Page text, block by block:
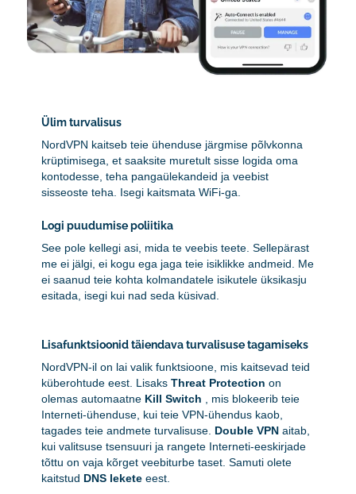
Ülim turvalisus
NordVPN kaitseb teie ühenduse järgmise põlvkonna
krüptimisega, et saaksite muretult sisse logida oma
kontodesse, teha pangaülekandeid ja veebist
sisseoste teha. Isegi kaitsmata WiFi-ga.
Logi puudumise poliitika
See pole kellegi asi, mida te veebis teete. Sellepärast
me ei jälgi, ei kogu ega jaga teie isiklikke andmeid. Me
ei saanud teie kohta kolmandatele isikutele üksikasju
esitada, isegi kui nad seda küsivad.
Lisafunktsioonid täiendava turvalisuse tagamiseks
NordVPN-il on lai valik funktsioone, mis kaitsevad teid
küberohtude eest. LisaksThreat Protection on
olemas automaatne Kill Switch , mis blokeerib teie
Interneti-ühenduse, kui teie VPN-ühendus kaob,
tagades teie andmete turvalisuse. Double VPN aitab,
kui valitsuse tsensuuri ja rangete Interneti-eeskirjade
tõttu on vaja kõrget veebiturbe taset. Samuti olete
kaitstud DNS lekete eest.